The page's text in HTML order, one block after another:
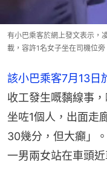
有小巴乘客於網上發文表示，
載，容許1名女子坐在司機位
該小巴乘客7月13日
收工發生嘅黐線事
坐咗1個人，出面走
30幾分，但大癲」
一男兩女站在車頭近